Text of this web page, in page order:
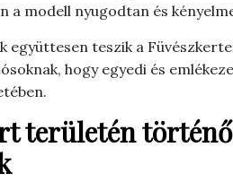
a modell nyugodtan és
együttesen teszik a
hogy egyedi és
területén